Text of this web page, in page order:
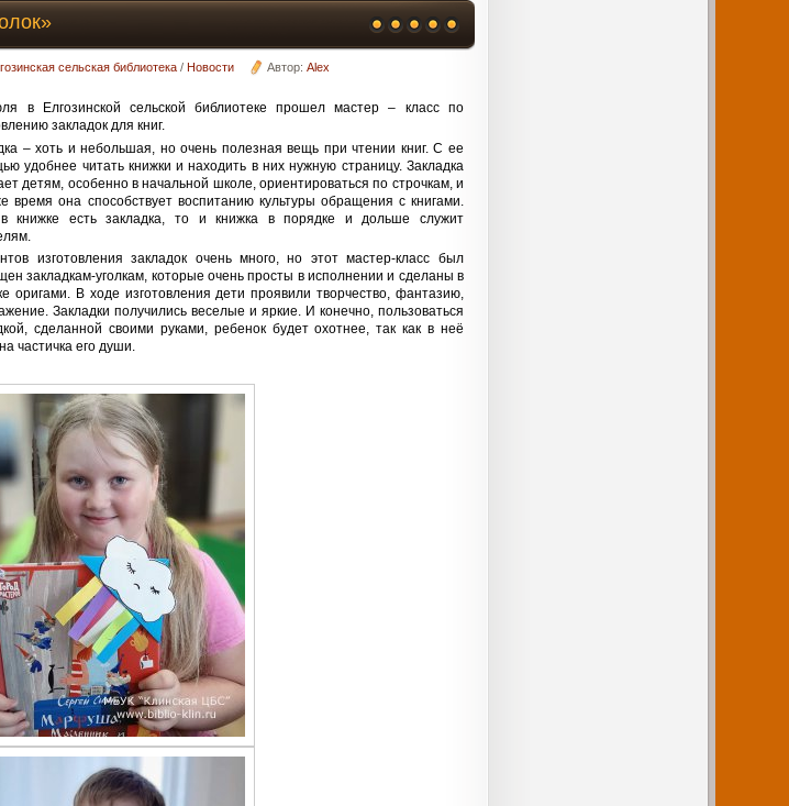
сельская библиотека /Новости Автор:Alex
в Елгозинской сельской библиотеке прошел мастер – класс по
закладок для книг.
– хоть и небольшая, но очень полезная вещь при чтении книг. С ее
удобнее читать книжки и находить в них нужную страницу. Закладка
детям, особенно в начальной школе, ориентироваться по строчкам, и
время она способствует воспитанию культуры обращения с книгами.
книжке есть закладка, то и книжка в порядке и дольше служит
изготовления закладок очень много, но этот мастер-класс был
закладкам-уголкам, которые очень просты в исполнении и сделаны в
оригами. В ходе изготовления дети проявили творчество, фантазию,
Закладки получились веселые и яркие. И конечно, пользоваться
сделанной своими руками, ребенок будет охотнее, так как в неё
частичка его души.